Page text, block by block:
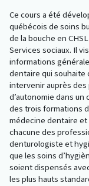
Ce cours a été
québécois de soins
de la bouche en
Services sociaux. Il
informations
dentaire qui
intervenir auprès
d’autonomie dans
des trois formations
médecine dentaire et
chacune des
denturologiste et
que les soins
soient dispensés
les plus hauts